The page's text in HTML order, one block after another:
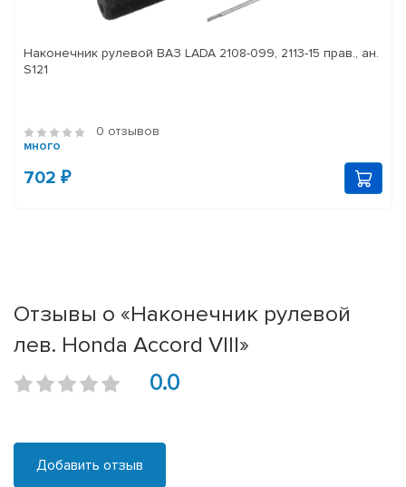
Наконечник рулевой ВАЗ LADA 2108-099, 2113-15 прав., ан.
S121
0 отзывов
много
702 ₽
Отзывы о «Наконечник рулевой
лев. Honda Accord VIII»
0.0
Добавить отзыв